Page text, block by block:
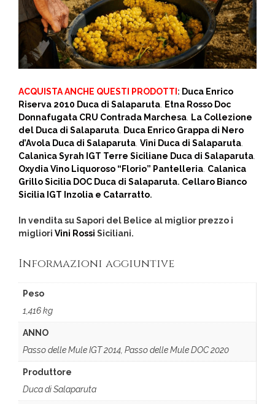
ACQUISTA ANCHE QUESTI PRODOTTI : Duca Enrico
Riserva 2010 Duca di Salaparuta
Etna Rosso Doc
Donnafugata CRU Contrada Marchesa
La Collezione
del Duca di Salaparuta
Duca Enrico Grappa di Nero
d’Avola Duca di Salaparuta Vini Duca di Salaparuta
Calanìca Syrah IGT Terre Siciliane Duca di Salaparuta
Oxydia Vino Liquoroso “Florio” Pantelleria Calanìca
Grillo Sicilia DOC Duca di Salaparuta. Cellaro Bianco
Sicilia IGT Inzolia e Catarratto.
In vendita su Sapori del Belice al miglior prezzo i
migliori Vini Rossi Siciliani.
Informazioni aggiuntive
Peso
1,416 kg
ANNO
Passo delle Mule IGT 2014, Passo delle Mule DOC 2020
Produttore
Duca di Salaparuta